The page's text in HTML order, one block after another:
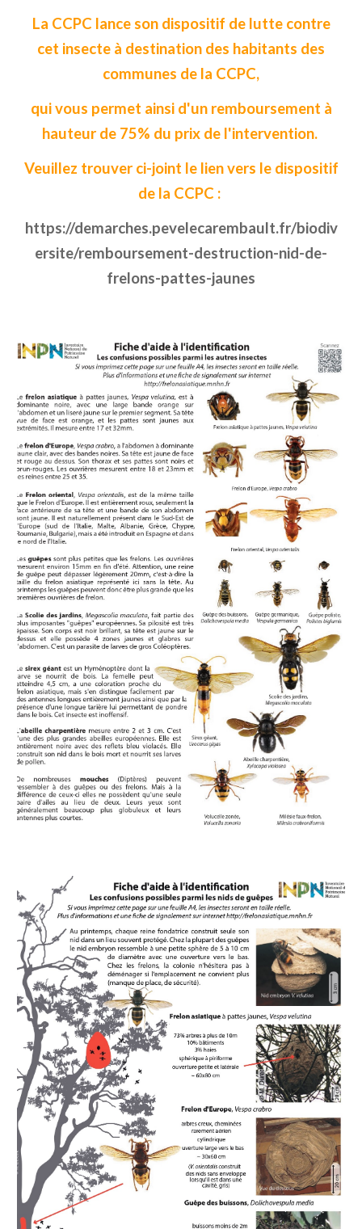
La CCPC lance son dispositif de lutte contre
cet insecte à destination des habitants des
communes de la CCPC,
qui vous permet ainsi d'un remboursement à
hauteur de 75% du prix de l'intervention.
Veuillez trouver ci-joint le lien vers le dispositif
de la CCPC :
https://demarches.pevelecarembault.fr/biodiv
ersite/remboursement-destruction-nid-de-
frelons-pattes-jaunes